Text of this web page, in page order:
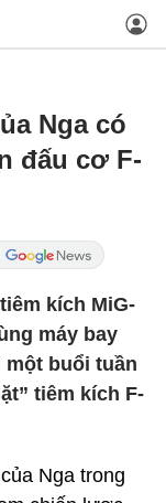
Nga có
đấu cơ F-
kích MiG-
máy bay
một buổi tuần
tiêm kích F-
Nga trong